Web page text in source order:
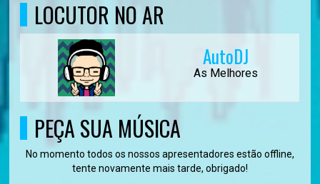
LOCUTOR NO AR
AutoDJ
As Melhores
PEÇA SUA MÚSICA
No momento todos os nossos apresentadores estão offline,
tente novamente mais tarde, obrigado!